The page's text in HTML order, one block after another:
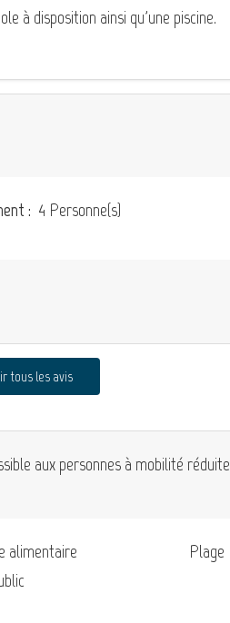
à disposition ainsi qu'une piscine.
: 4 Personne(s)
tous les avis
aux personnes à mobilité réduite
alimentaire
Plage